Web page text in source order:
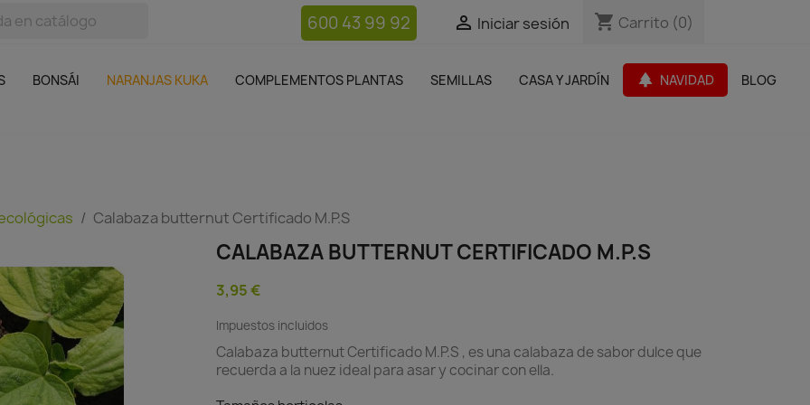
 Iniciar sesión shopping_cart Carrito (0)
600 43 99 92  Iniciar sesión shopping_cart Carrito (0)
BONSÁI NARANJAS KUKA COMPLEMENTOS PLANTAS SEMILLAS CASA Y JARDÍN park NAVIDAD BLOG
Complementos plantas Muebles Jardín
Calabaza butternut Certificado M.P.S
CALABAZA BUTTERNUT CERTIFICADO M.P.S
3,95 €
Impuestos incluidos
Calabaza butternut Certificado M.P.S , es una calabaza de sabor dulce que
recuerda a la nuez ideal para asar y cocinar con ella.